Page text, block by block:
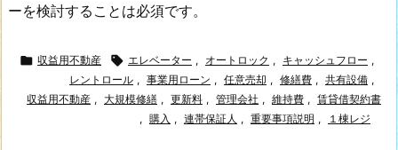
ーを検討することは必須です。
 収益用不動産  エレベーター , オートロック , キャッシュフロー ,
レントロール , 事業用ローン , 任意売却 , 修繕費 , 共有設備 ,
収益用不動産 , 大規模修繕 , 更新料 , 管理会社 , 維持費 , 賃貸借契約書
, 購入 , 連帯保証人 , 重要事項説明 , １棟レジ